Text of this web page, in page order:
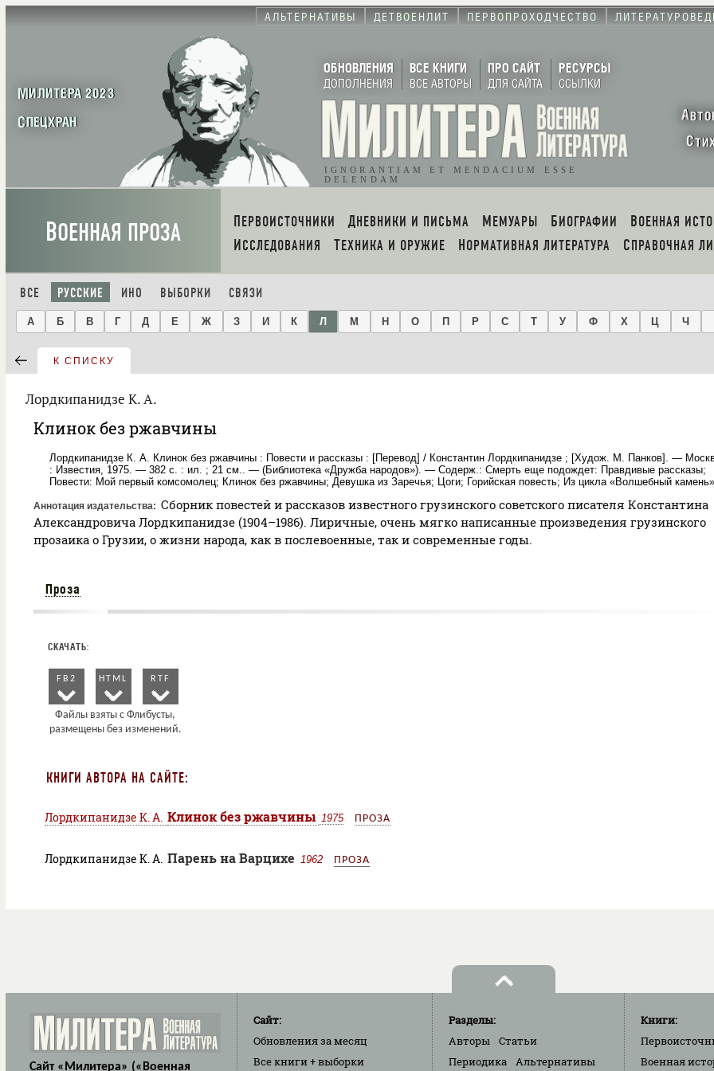
АЛЬТЕРНАТИВЫ ДЕТВОЕНЛИТ ПЕРВОПРОХОДЧЕСТВО
МИЛИТЕРА 2023
СПЕЦХРАН
ОБНОВЛЕНИЯ
ДОПОЛНЕНИЯ
ВСЕ КНИГИ
ВСЕ АВТОРЫ
ПРО САЙТ
ДЛЯ САЙТА
РЕСУРСЫ
ССЫЛКИ
IGNORANTIAM ET MENDACIUM ESSE
DELENDAM
А
С
ВОЕННАЯ ПРОЗА ПЕРВОИСТОЧНИКИ ДНЕВНИКИ И ПИСЬМА МЕМУАРЫ БИОГРАФИИ
ВОЕННАЯ
ИССЛЕДОВАНИЯ
ТЕХНИКА И ОРУЖИЕ НОРМАТИВНАЯ ЛИТЕРАТУРА СПРАВОЧНАЯ
ВСЕ РУССКИЕ ИНО ВЫБОРКИ СВЯЗИ
А Б В Г Д Е Ж З И К Л М Н О П Р С Т У Ф Х Ц Ч
К СПИСКУ
Лордкипанидзе К. А.
Клинок без ржавчины
Лордкипанидзе К. А. Клинок без ржавчины : Повести и рассказы : [Перевод] / Константин Лордкипанидзе ; [Худож. М. Панков]. —
: Известия, 1975. — 382 с. : ил. ; 21 см.. — (Библиотека «Дружба народов»). — Содерж.: Смерть еще подождет: Правдивые рассказы;
Повести: Мой первый комсомолец; Клинок без ржавчины; Девушка из Заречья; Цоги; Горийская повесть; Из цикла «Волшебный
Аннотация издательства
Сборник повестей и рассказов известного грузинского советского писателя Константина
Александровича Лордкипанидзе (1904–1986). Лиричные, очень мягко написанные произведения грузинского
прозаика о Грузии, о жизни народа, как в послевоенные, так и современные годы.
Проза
FB2 HTML RTF
КНИГИ АВТОРА НА САЙТЕ:
Лордкипанидзе К. А. Клинок без ржавчины 1975 ПРОЗА
Лордкипанидзе К. А. Парень на Варцихе 1962 ПРОЗА
Сайт «Милитера» («Военная
Сайт:
Обновленияза месяц
Все книги+ выборки
Разделы:
Авторы
Статьи
Периодика
Альтернативы
Книги:
Военная